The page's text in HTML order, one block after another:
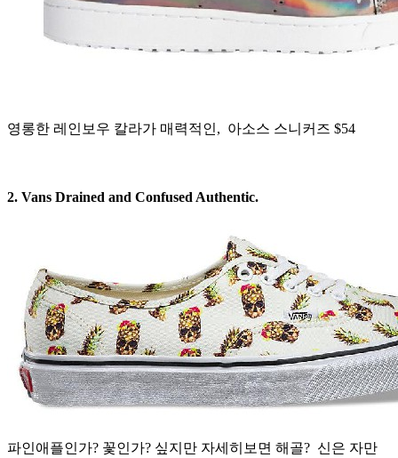
영롱한 레인보우 칼라가 매력적인, 아소스 스니커즈 $54
2. Vans Drained and Confused Authentic.
파인애플인가? 꽃인가? 싶지만 자세히보면 해골? 신은 자만